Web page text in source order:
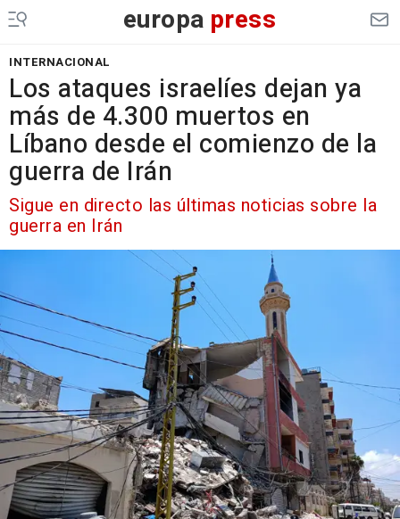
europa press
INTERNACIONAL
Los ataques israelíes dejan ya
más de 4.300 muertos en
Líbano desde el comienzo de la
guerra de Irán
Sigue en directo las últimas noticias sobre la
guerra en Irán